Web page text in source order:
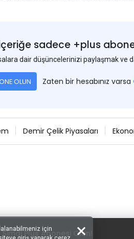
sadece +plus
dair düşüncelerinizi paylaşmak ve
OLUN Zaten bir hesabınız varsa
Demir Çelik Piyasaları
Şimdi Plus Abonesi Olun!
için